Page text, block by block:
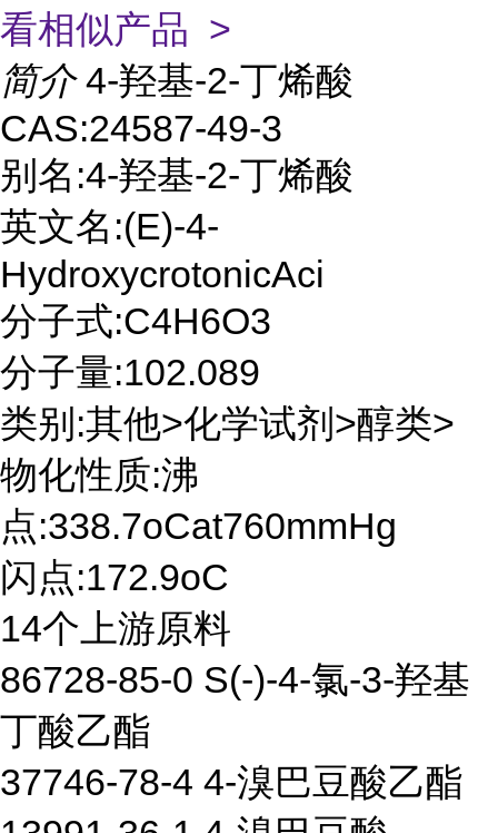
看相似产品 >
简介 4-羟基-2-丁烯酸
CAS:24587-49-3
别名:4-羟基-2-丁烯酸
英文名:(E)-4-
HydroxycrotonicAci
分子式:C4H6O3
分子量:102.089
类别:其他>化学试剂>醇类>
物化性质:沸
点:338.7oCat760mmHg
闪点:172.9oC
14个上游原料
86728-85-0 S(-)-4-氯-3-羟基
丁酸乙酯
37746-78-4 4-溴巴豆酸乙酯